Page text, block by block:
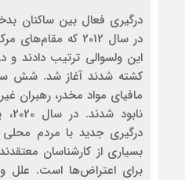
درگیری فعال بین ساکنان
در سال 2012 که
کشته شدند آغاز شد. شش سال
مافیای مواد مخدر، رهبران
درگیری جدید با مردم محلی
بسیاری از کارشناسان
برای اعتراض‌ها است. علل